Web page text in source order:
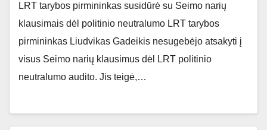
LRT tarybos pirmininkas susidūrė su Seimo narių
klausimais dėl politinio neutralumo LRT tarybos
pirmininkas Liudvikas Gadeikis nesugebėjo atsakyti į
visus Seimo narių klausimus dėl LRT politinio
neutralumo audito. Jis teigė,…